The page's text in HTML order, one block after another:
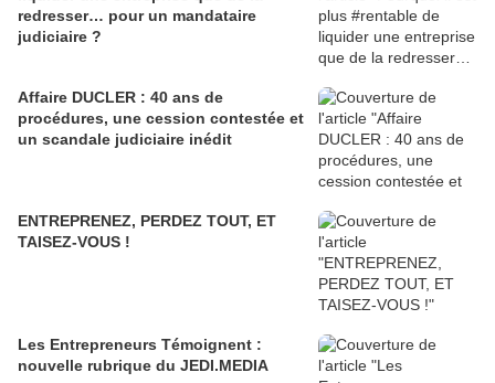
redresser… pour un mandataire
judiciaire ?
Affaire DUCLER : 40 ans de
procédures, une cession contestée et
un scandale judiciaire inédit
ENTREPRENEZ, PERDEZ TOUT, ET
TAISEZ-VOUS !
Les Entrepreneurs Témoignent :
nouvelle rubrique du JEDI.MEDIA